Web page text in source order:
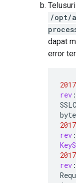
/opt/
dapat
error
rev :
rev :
rev :